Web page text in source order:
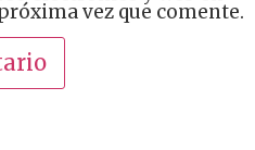
vez que comente.